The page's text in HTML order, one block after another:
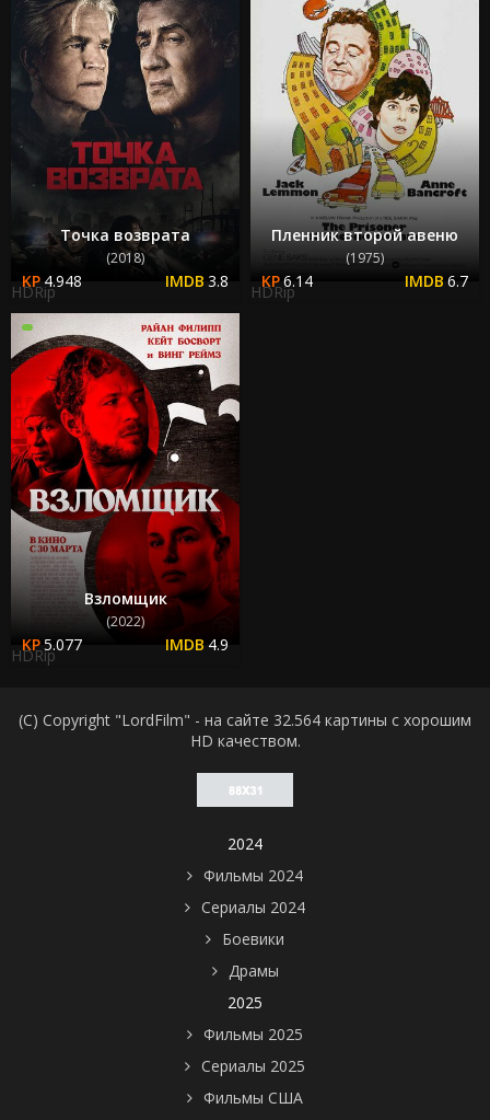
Точка возврата
(2018)
4.948 3.8
HDRip
Пленник второй авеню
(1975)
6.14 6.7
HDRip
Взломщик
(2022)
5.077 4.9
HDRip
(C) Copyright "LordFilm" - на сайте 32.564 картины с хорошим
HD качеством.
2024
Фильмы 2024
Сериалы 2024
Боевики
Драмы
2025
Фильмы 2025
Сериалы 2025
Фильмы США